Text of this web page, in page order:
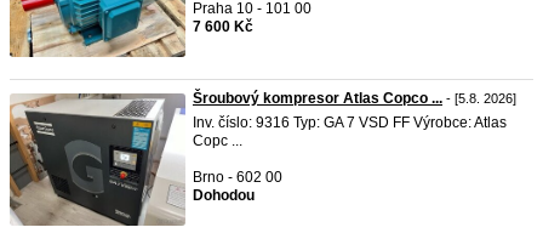
Praha 10 - 101 00
7 600 Kč
Šroubový kompresor Atlas Copco ... - [5.8. 2026]
Inv. číslo: 9316 Typ: GA 7 VSD FF Výrobce: Atlas
Copc ...
Brno - 602 00
Dohodou